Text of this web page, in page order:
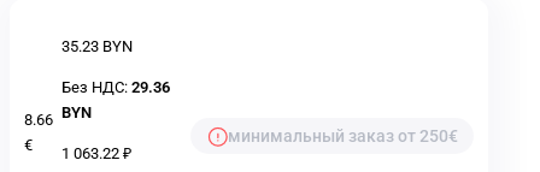
8.66
€
35.23 BYN
Без НДС: 29.36
BYN
1 063.22 ₽
минимальный заказ от 250€